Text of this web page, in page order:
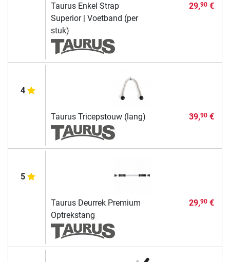
Taurus Enkel Strap
Superior | Voetband (per
stuk)
29,90€
4
Taurus Tricepstouw (lang) 39,90€
5
Taurus Deurrek Premium
Optrekstang
29,90€